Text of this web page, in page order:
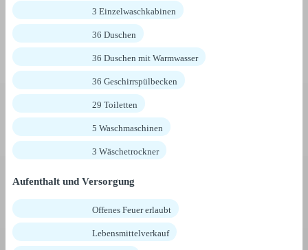
3 Einzelwaschkabinen
36 Duschen
36 Duschen mit Warmwasser
36 Geschirrspülbecken
29 Toiletten
5 Waschmaschinen
3 Wäschetrockner
Aufenthalt und Versorgung
Offenes Feuer erlaubt
Lebensmittelverkauf